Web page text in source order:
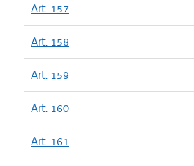
Art. 157
Art. 158
Art. 159
Art. 160
Art. 161